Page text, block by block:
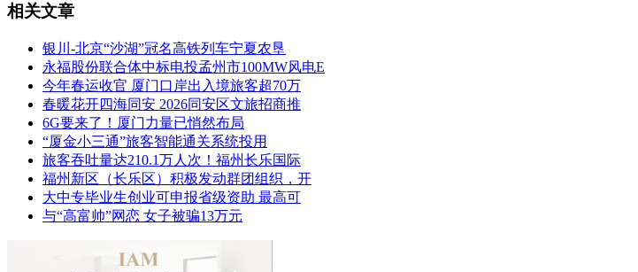
相关文章
银川-北京“沙湖”冠名高铁列车宁夏农垦
永福股份联合体中标电投孟州市100MW风电E
今年春运收官 厦门口岸出入境旅客超70万
春暖花开四海同安 2026同安区文旅招商推
6G要来了！厦门力量已悄然布局
“厦金小三通”旅客智能通关系统投用
旅客吞吐量达210.1万人次！福州长乐国际
福州新区（长乐区）积极发动群团组织，开
大中专毕业生创业可申报省级资助 最高可
与“高富帅”网恋 女子被骗13万元